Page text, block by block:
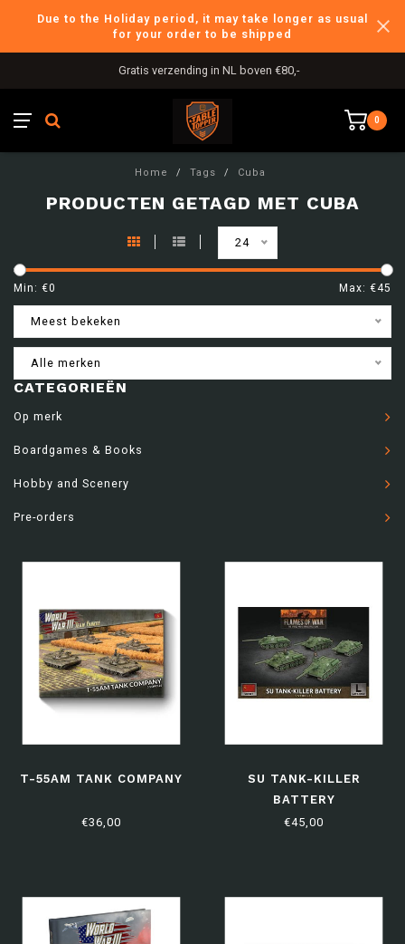
Due to the Holiday period, it may take longer as usual
for your order to be shipped
Gratis verzending in NL boven €80,-
0
Home / Tags / Cuba
PRODUCTEN GETAGD MET CUBA
24
Min: €0 Max: €45
Meest bekeken
Alle merken
CATEGORIEËN
Op merk
Boardgames & Books
Hobby and Scenery
Pre-orders
T-55AM TANK COMPANY
€36,00
SU TANK-KILLER
BATTERY
€45,00